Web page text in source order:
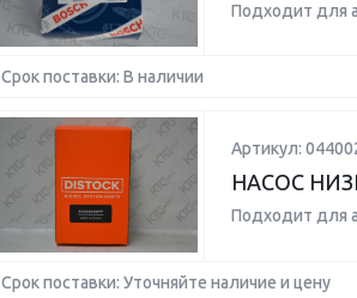
Подходит для
Срок поставки: В наличии
Артикул:
НАСОС
Подходит для
Срок поставки: Уточняйте наличие и цену